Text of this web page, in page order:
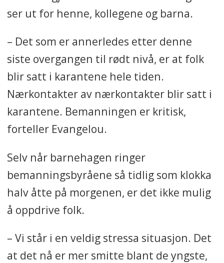
ser ut for henne, kollegene og barna.
– Det som er annerledes etter denne
siste overgangen til rødt nivå, er at folk
blir satt i karantene hele tiden.
Nærkontakter av nærkontakter blir satt i
karantene. Bemanningen er kritisk,
forteller Evangelou.
Selv når barnehagen ringer
bemanningsbyråene så tidlig som klokka
halv åtte på morgenen, er det ikke mulig
å oppdrive folk.
– Vi står i en veldig stressa situasjon. Det
at det nå er mer smitte blant de yngste,